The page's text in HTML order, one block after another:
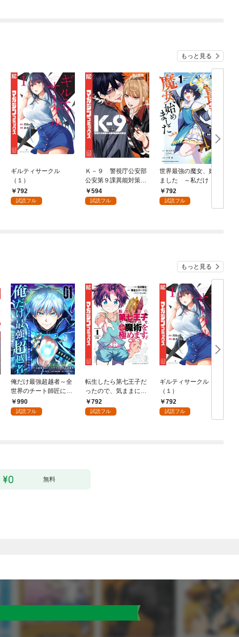
もっと見る
ギルティサークル
（１）
792
試読フル
Ｋ－９ 警視庁公安部
公安第９課異能対策係
（１）
594
試読フル
世界最強の魔女、始め
ました ～私だけ『攻
略サイト』を見れる世
界で自由に生きます～
792
試読フル
もっと見る
俺だけ最強超越者～全
世界のチート師匠に認
められた～【単行本】
（１）
990
試読フル
転生したら第七王子だ
ったので、気ままに魔
術を極めます（１）
792
試読フル
ギルティサークル
（１）
792
試読フル
無料